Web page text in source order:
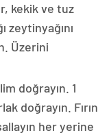
kekik ve tuz
zeytinyağını
Üzerini
doğrayın. 1
doğrayın. Fırın
her yerine